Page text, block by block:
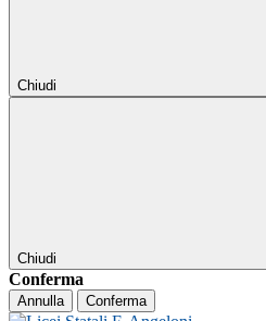
Chiudi
Chiudi
Conferma
Annulla Conferma